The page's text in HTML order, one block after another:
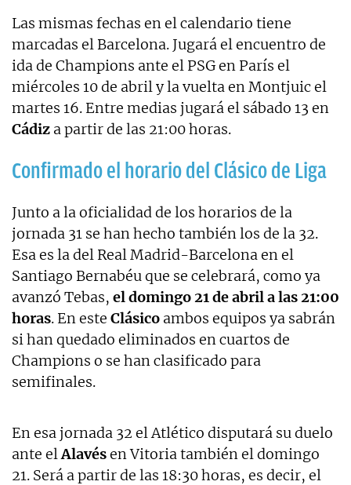
Las mismas fechas en el calendario tiene
marcadas el Barcelona. Jugará el encuentro de
ida de Champions ante el PSG en París el
miércoles 10 de abril y la vuelta en Montjuic el
martes 16. Entre medias jugará el sábado 13 en
Cádiz a partir de las 21:00 horas.
Confirmado el horario del Clásico de Liga
Junto a la oficialidad de los horarios de la
jornada 31 se han hecho también los de la 32.
Esa es la del Real Madrid-Barcelona en el
Santiago Bernabéu que se celebrará, como ya
avanzó Tebas, el domingo 21 de abril a las 21:00
horas. En este Clásico ambos equipos ya sabrán
si han quedado eliminados en cuartos de
Champions o se han clasificado para
semifinales.
En esa jornada 32 el Atlético disputará su duelo
ante elAlavésen Vitoria también el domingo
21. Será a partir de las 18:30 horas, es decir, el